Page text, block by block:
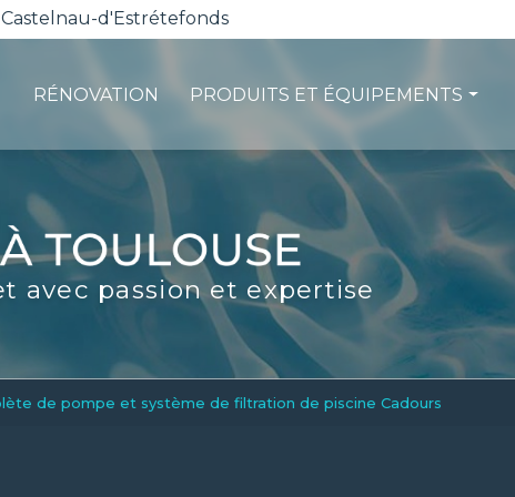
d'Estrétefonds
RÉNOVATION PRODUITS ET ÉQUIPEMENTS
Les pompes à chaleur
La filtration
Les robots piscines
Volets et sécurité
La stérilisation
Les abris
Spas-Balnéo
avec passion et expertise
de pompe et système de filtration de piscine Cadours